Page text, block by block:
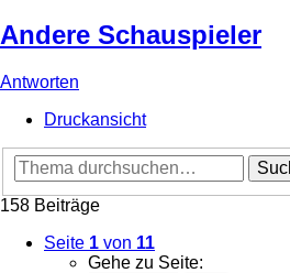
Andere Schauspieler
Antworten
Druckansicht
158 Beiträge
Seite 1 von 11
Gehe zu Seite: